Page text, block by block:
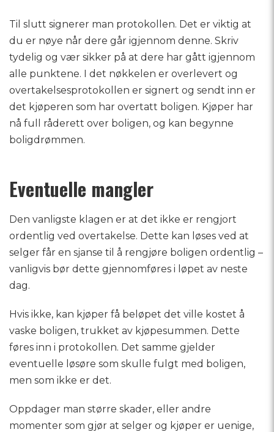
Til slutt signerer man protokollen. Det er viktig at
du er nøye når dere går igjennom denne. Skriv
tydelig og vær sikker på at dere har gått igjennom
alle punktene. I det nøkkelen er overlevert og
overtakelsesprotokollen er signert og sendt inn er
det kjøperen som har overtatt boligen. Kjøper har
nå full råderett over boligen, og kan begynne
boligdrømmen.
Eventuelle mangler
Den vanligste klagen er at det ikke er rengjort
ordentlig ved overtakelse. Dette kan løses ved at
selger får en sjanse til å rengjøre boligen ordentlig –
vanligvis bør dette gjennomføres i løpet av neste
dag.
Hvis ikke, kan kjøper få beløpet det ville kostet å
vaske boligen, trukket av kjøpesummen. Dette
føres inn i protokollen. Det samme gjelder
eventuelle løsøre som skulle fulgt med boligen,
men som ikke er det.
Oppdager man større skader, eller andre
momenter som gjør at selger og kjøper er uenige,